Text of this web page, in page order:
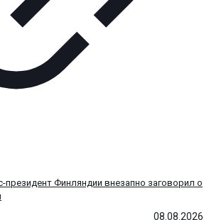
08.08.2026
президент Финляндии внезапно заговорил о